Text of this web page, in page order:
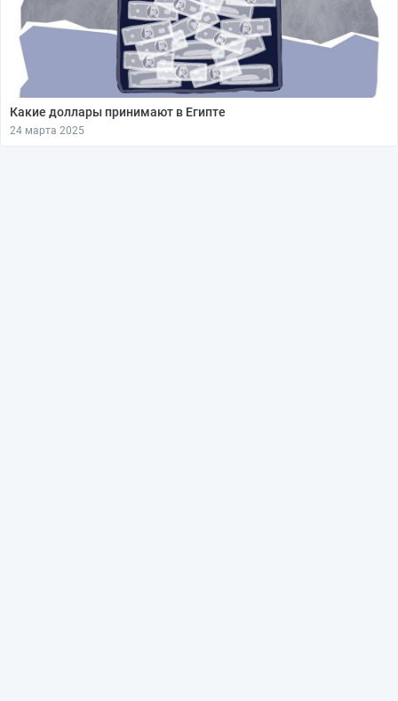
Какие доллары принимают в Египте
24 марта 2025